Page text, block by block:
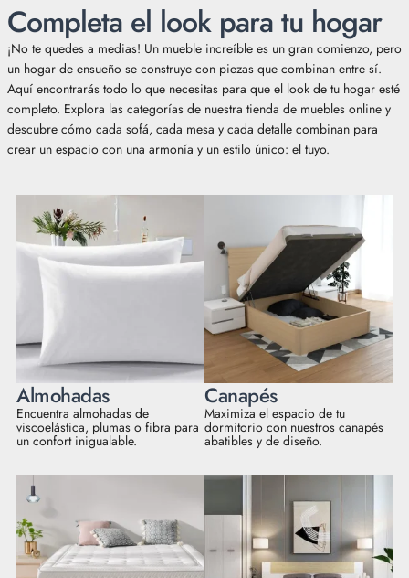
Completa el look para tu hogar
¡No te quedes a medias! Un mueble increíble es un gran comienzo, pero
un hogar de ensueño se construye con piezas que combinan entre sí.
Aquí encontrarás todo lo que necesitas para que el look de tu hogar esté
completo. Explora las categorías de nuestra tienda de muebles online y
descubre cómo cada sofá, cada mesa y cada detalle combinan para
crear un espacio con una armonía y un estilo único: el tuyo.
Almohadas
Encuentra almohadas de
viscoelástica, plumas o fibra para
un confort inigualable.
Canapés
Maximiza el espacio de tu
dormitorio con nuestros canapés
abatibles y de diseño.